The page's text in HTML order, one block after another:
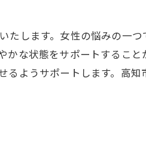
します。女性の悩みの一
な状態をサポートするこ
ようサポートします。高